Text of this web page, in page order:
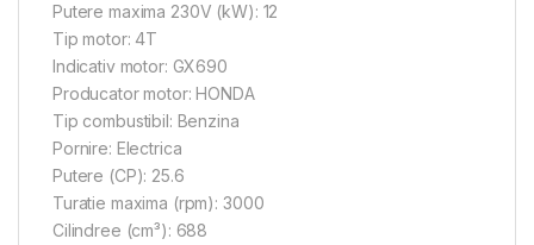
Putere maxima 230V (kW): 12
Tip motor: 4T
Indicativ motor: GX690
Producator motor: HONDA
Tip combustibil: Benzina
Pornire: Electrica
Putere (CP): 25.6
Turatie maxima (rpm): 3000
Cilindree (cm³): 688